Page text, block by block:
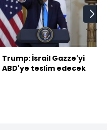
Trump: İsrail Gazze'yi
ABD'ye teslim edecek